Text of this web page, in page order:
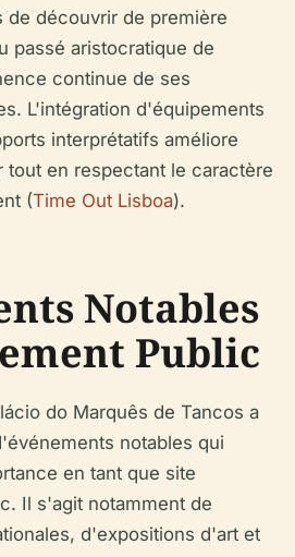
de découvrir de première
passé aristocratique de
continue de ses
L'intégration d'équipements
interprétatifs améliore
en respectant le caractère
(Time Out Lisboa).
Notables
Public
do Marquês de Tancos a
notables qui
en tant que site
Il s'agit notamment de
d'expositions d'art et